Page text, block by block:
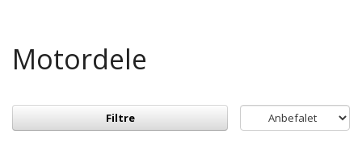
Motordele
Filtre